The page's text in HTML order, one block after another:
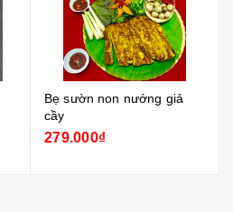
Bẹ sườn non nướng giả
cầy
279.000₫